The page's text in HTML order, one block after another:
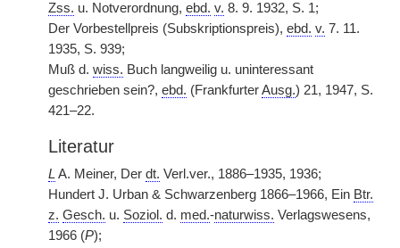
Zss. u. Notverordnung, ebd. v. 8. 9. 1932, S. 1;
Der Vorbestellpreis (Subskriptionspreis), ebd. v. 7. 11.
1935, S. 939;
Muß d. wiss. Buch langweilig u. uninteressant
geschrieben sein?, ebd. (FrankfurterAusg.) 21, 1947, S.
421–22.
Literatur
L A. Meiner, Der dt. Verl.ver., 1886–1935, 1936;
Hundert J. Urban & Schwarzenberg 1866–1966, Ein Btr.
z. Gesch. u. Soziol. d. med.-naturwiss. Verlagswesens,
1966 (P);